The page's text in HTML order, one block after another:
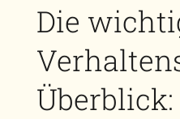
Die
Überblick: